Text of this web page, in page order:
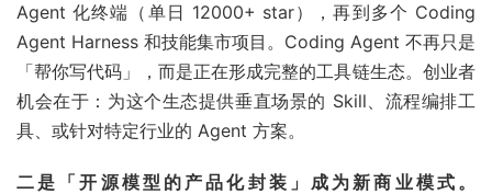
Agent 化终端（单日 12000+ star），再到多个 Coding
Agent Harness 和技能集市项目。Coding Agent 不再只是
「帮你写代码」，而是正在形成完整的工具链生态。创业者
机会在于：为这个生态提供垂直场景的 Skill、流程编排工
具、或针对特定行业的 Agent 方案。
二是「开源模型的产品化封装」成为新商业模式。